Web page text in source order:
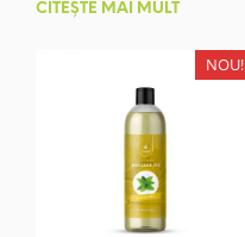
CITEȘTE MAI MULT
NOU!